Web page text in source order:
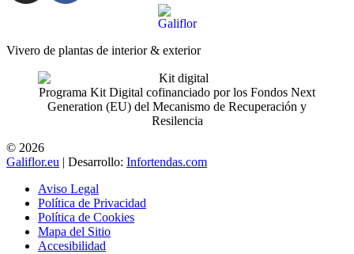
Vivero de plantas de interior & exterior
Programa Kit Digital cofinanciado por los Fondos Next
Generation (EU) del Mecanismo de Recuperación y
Resilencia
© 2026
Galiflor.eu | Desarrollo: Infortendas.com
Aviso Legal
Política de Privacidad
Política de Cookies
Mapa del Sitio
Accesibilidad